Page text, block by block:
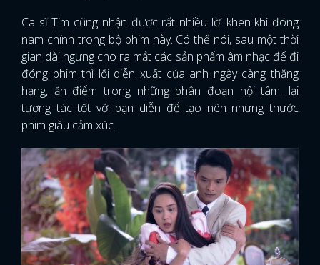
Ca sĩ Tim cũng nhận được rất nhiều lời khen khi đóng
nam chính trong bộ phim này. Có thể nói, sau một thời
gian dài ngưng cho ra mắt các sản phẩm âm nhạc để đi
đóng phim thì lối diễn xuất của anh ngày càng thăng
hạng, ăn điểm trong những phân đoạn nội tâm, lại
tương tác tốt với bạn diễn để tạo nên nhưng thước
phim giàu cảm xúc.